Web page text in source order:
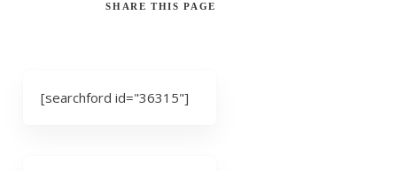
SHARE THIS PAGE
[searchford id="36315"]